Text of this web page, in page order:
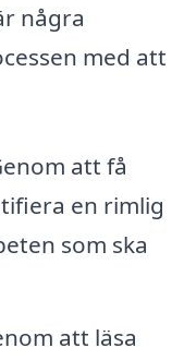
några
med att
att få
en rimlig
som ska
att läsa